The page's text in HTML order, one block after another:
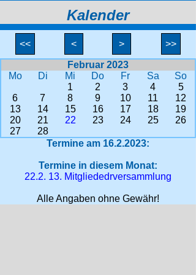
Kalender
<< < >
>>
Februar 2023
Mo
Di Mi Do Fr Sa
So
1
2 3 4
5
6
7 8 9 10 11
12
13
14 15 16 17 18
19
20
21 22 23 24 25
26
27
28
Termine am 16.2.2023:
Termine in diesem Monat:
22.2. 13. Mitgliededrversammlung
Alle Angaben ohne Gewähr!